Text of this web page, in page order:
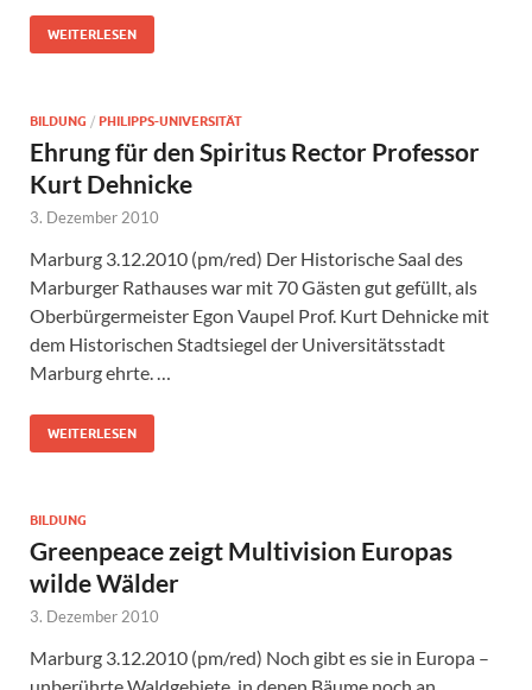
WEITERLESEN
BILDUNG / PHILIPPS-UNIVERSITÄT
Ehrung für den Spiritus Rector Professor
Kurt Dehnicke
3. Dezember 2010
Marburg 3.12.2010 (pm/red) Der Historische Saal des
Marburger Rathauses war mit 70 Gästen gut gefüllt, als
Oberbürgermeister Egon Vaupel Prof. Kurt Dehnicke mit
dem Historischen Stadtsiegel der Universitätsstadt
Marburg ehrte. …
WEITERLESEN
BILDUNG
Greenpeace zeigt Multivision Europas
wilde Wälder
3. Dezember 2010
Marburg 3.12.2010 (pm/red) Noch gibt es sie in Europa –